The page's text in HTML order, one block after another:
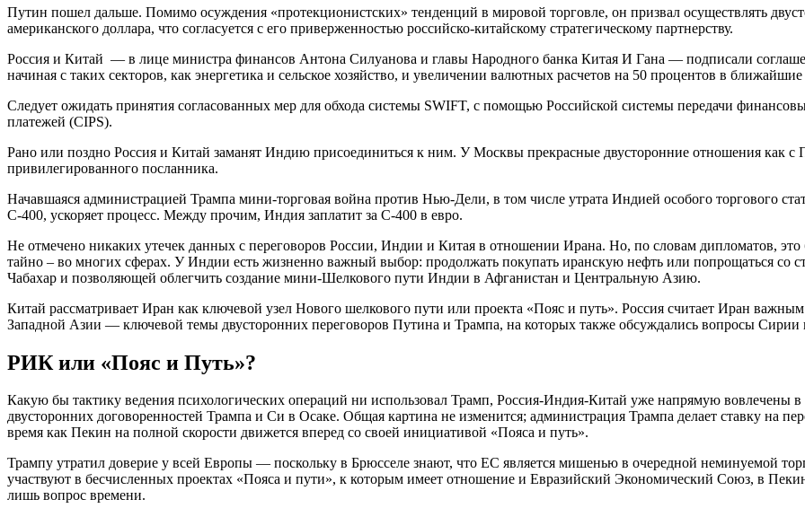
Путин пошел дальше. Помимо осуждения «протекционистских» тенденций в мировой торговле, он призвал осуществлять
американского доллара, что согласуется с его приверженностью российско-китайскому стратегическому партнерству.
Россия и Китай — в лице министра финансов Антона Силуанова и главы Народного банка Китая И Гана — подписали
начиная с таких секторов, как энергетика и сельское хозяйство, и увеличении валютных расчетов на 50 процентов в
Следует ожидать принятия согласованных мер для обхода системы SWIFT, с помощью Российской системы передачи
платежей (CIPS).
Рано или поздно Россия и Китай заманят Индию присоединиться к ним. У Москвы прекрасные двусторонние отношения как с
привилегированного посланника.
Начавшаяся администрацией Трампа мини-торговая война против Нью-Дели, в том числе утрата Индией особого торгового
С-400, ускоряет процесс. Между прочим, Индия заплатит за С-400 в евро.
Не отмечено никаких утечек данных с переговоров России, Индии и Китая в отношении Ирана. Но, по словам дипломатов,
тайно – во многих сферах. У Индии есть жизненно важный выбор: продолжать покупать иранскую нефть или попрощаться со
Чабахар и позволяющей облегчить создание мини-Шелкового пути Индии в Афганистан и Центральную Азию.
Китай рассматривает Иран как ключевой узел Нового шелкового пути или проекта «Пояс и путь». Россия считает Иран
Западной Азии — ключевой темы двусторонних переговоров Путина и Трампа, на которых также обсуждались вопросы
РИК или «Пояс и Путь»?
Какую бы тактику ведения психологических операций ни использовал Трамп, Россия-Индия-Китай уже напрямую вовлечены
двусторонних договоренностей Трампа и Си в Осаке. Общая картина не изменится; администрация Трампа делает ставку на
время как Пекин на полной скорости движется вперед со своей инициативой «Пояса и путь».
Трампу утратил доверие у всей Европы — поскольку в Брюсселе знают, что ЕС является мишенью в очередной неминуемой
участвуют в бесчисленных проектах «Пояса и пути», к которым имеет отношение и Евразийский Экономический Союз, в
лишь вопрос времени.